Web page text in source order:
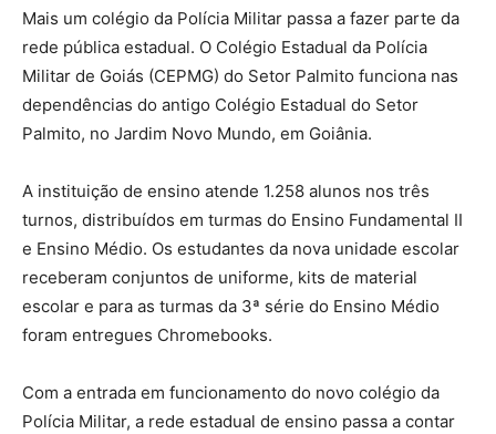
Mais um colégio da Polícia Militar passa a fazer parte da
rede pública estadual. O Colégio Estadual da Polícia
Militar de Goiás (CEPMG) do Setor Palmito funciona nas
dependências do antigo Colégio Estadual do Setor
Palmito, no Jardim Novo Mundo, em Goiânia.
A instituição de ensino atende 1.258 alunos nos três
turnos, distribuídos em turmas do Ensino Fundamental II
e Ensino Médio. Os estudantes da nova unidade escolar
receberam conjuntos de uniforme, kits de material
escolar e para as turmas da 3ª série do Ensino Médio
foram entregues Chromebooks.
Com a entrada em funcionamento do novo colégio da
Polícia Militar, a rede estadual de ensino passa a contar